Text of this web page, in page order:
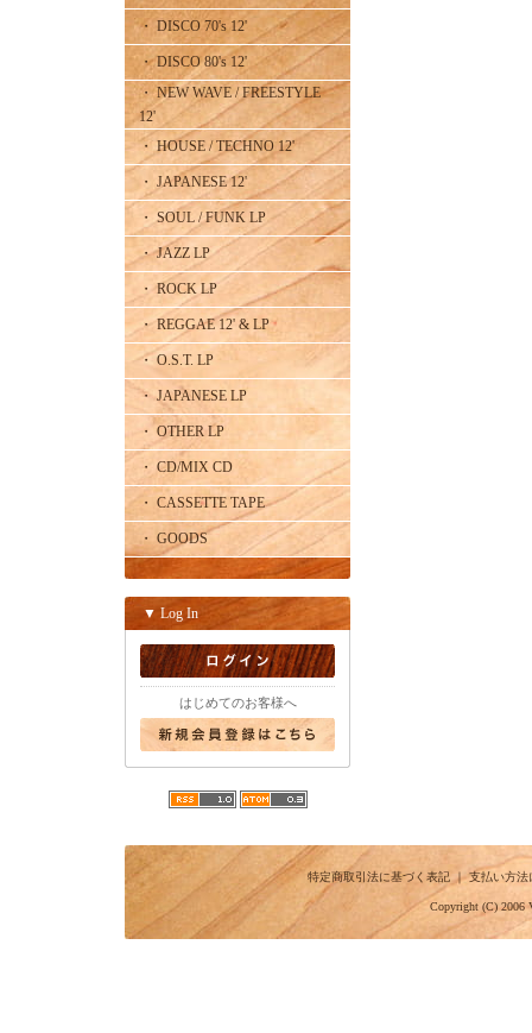
・ DISCO 70's 12'
・ DISCO 80's 12'
・ NEW WAVE / FREESTYLE
12'
・ HOUSE / TECHNO 12'
・ JAPANESE 12'
・ SOUL / FUNK LP
・ JAZZ LP
・ ROCK LP
・ REGGAE 12' & LP
・ O.S.T. LP
・ JAPANESE LP
・ OTHER LP
・ CD/MIX CD
・ CASSETTE TAPE
・ GOODS
▼ Log In
はじめてのお客様へ
特定商取引法に基づく表記｜支払い方法
Copyright (C) 2006